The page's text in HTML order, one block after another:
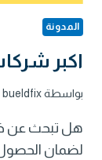
المدونة
اكبر
بواسطةbueldfix
هل تبحث عن
لضمان